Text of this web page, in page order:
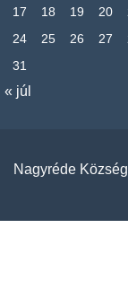
17
18 19 20
24
25 26 27
31
« júl
Nagyréde